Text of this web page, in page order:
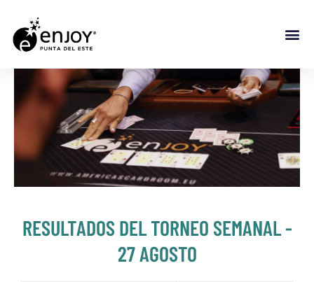
RESULTADOS DEL TORNEO SEMANAL -
27 AGOSTO